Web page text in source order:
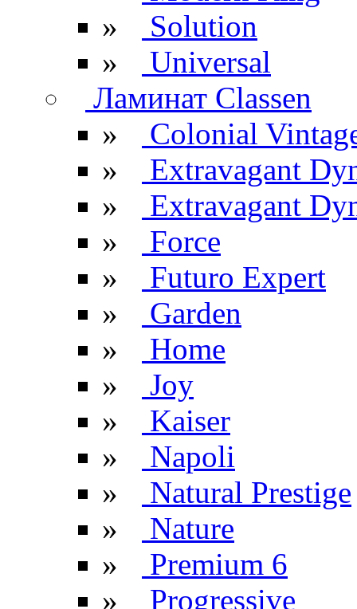
»
Solution
»
Universal
Ламинат Classen
»
Colonial
»
Extravagant
»
Extravagant
»
Force
»
Futuro Expert
»
Garden
»
Home
»
Joy
»
Kaiser
»
Napoli
»
Natural Prestige
»
Nature
»
Premium 6
»
Progressive